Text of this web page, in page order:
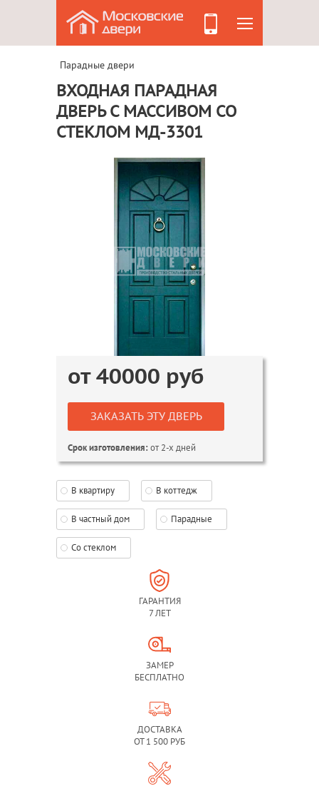
Парадные двери
ВХОДНАЯ ПАРАДНАЯ
ДВЕРЬ С МАССИВОМ СО
СТЕКЛОМ МД-3301
от 40000 руб
ЗАКАЗАТЬ ЭТУ ДВЕРЬ
Срок изготовления:от 2-х дней
В квартиру В коттедж
В частный дом Парадные
Со стеклом
ГАРАНТИЯ
7 ЛЕТ
ЗАМЕР
БЕСПЛАТНО
ДОСТАВКА
ОТ 1 500 РУБ